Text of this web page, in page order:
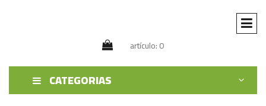
artículo: 0
CATEGORIAS